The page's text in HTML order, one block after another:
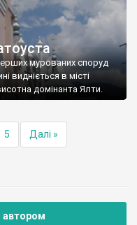
мурованих споруд
видніється в місті
домінанта Ялти.
5 Далі »
автором